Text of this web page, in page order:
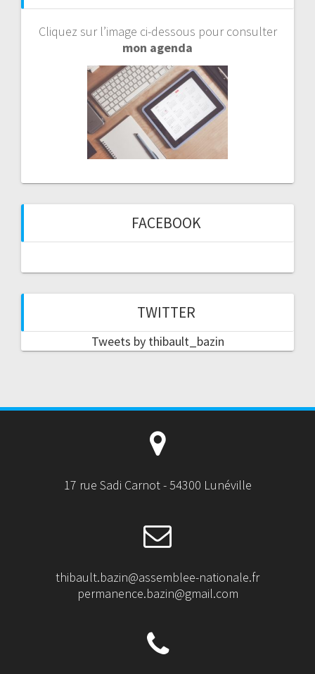
Cliquez sur l’image ci-dessous pour consulter
mon agenda
FACEBOOK
TWITTER
Tweets by thibault_bazin
17 rue Sadi Carnot - 54300 Lunéville
thibault.bazin@assemblee-nationale.fr
permanence.bazin@gmail.com